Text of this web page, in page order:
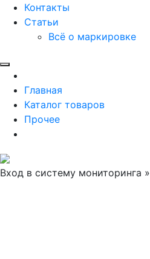
Контакты
Статьи
Всё о маркировке
Главная
Каталог товаров
Прочее
Вход в систему мониторинга »